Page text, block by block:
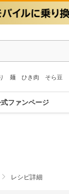
麺 ひき肉 そら豆
ファンページ
レシピ詳細